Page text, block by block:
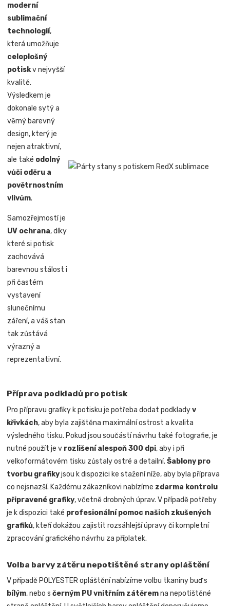
moderní
sublimační
technologií,
která umožňuje
celoplošný
potiskv nejvyšší
kvalitě.
Výsledkem je
dokonale sytý a
věrný barevný
design, který je
nejen atraktivní,
ale také odolný
vůči oděru a
povětrnostním
vlivům.
Samozřejmostí je
UV ochrana, díky
které si potisk
zachovává
barevnou stálost i
při častém
vystavení
slunečnímu
záření, a váš stan
tak zůstává
výrazný a
reprezentativní.
Příprava podkladů pro potisk
Pro přípravu grafiky k potisku je potřeba dodat podkladyv
křivkách, aby byla zajištěna maximální ostrost a kvalita
výsledného tisku. Pokud jsou součástí návrhu také fotografie, je
nutné použít je v rozlišení alespoň 300 dpi, aby i při
velkoformátovém tisku zůstaly ostré a detailní.Šablony pro
tvorbu grafikyjsou k dispozici ke stažení níže, aby byla příprava
co nejsnazší. Každému zákazníkovi nabízíme zdarma kontrolu
připravené grafiky, včetně drobných úprav. V případě potřeby
je k dispozici také profesionální pomoc našich zkušených
grafiků, kteří dokážou zajistit rozsáhlejší úpravy či kompletní
zpracování grafického návrhu za příplatek.
Volba barvy zátěru nepotištěné strany opláštění
V případě POLYESTER opláštění nabízíme volbu tkaniny buď s
bílým, nebo sčerným PU vnitřním zátěremna nepotištěné